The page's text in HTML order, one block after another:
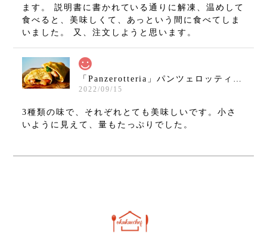
ます。 説明書に書かれている通りに解凍、温めして
食べると、美味しくて、あっという間に食べてしま
いました。 又、注文しようと思います。
2022/09/15
3種類の味で、それぞれとても美味しいです。小さ
いように見えて、量もたっぷりでした。